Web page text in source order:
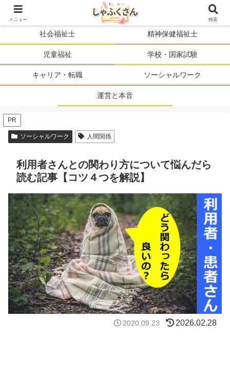
ソーシャルワーカーの人生を、まるごと支える。
社会福祉士 精神保健福祉士
児童福祉 学校・国家試験
キャリア・転職 ソーシャルワーク
運営と本音
PR
ソーシャルワーク 人間関係
利用者さんとの関わり方について悩んだら
読む記事【コツ４つを解説】
2020.09.23 2026.02.28
メニュー 検索